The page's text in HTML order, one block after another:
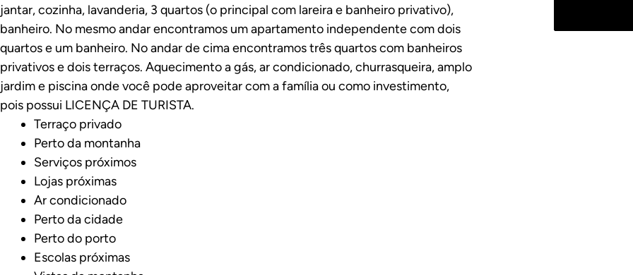
jantar, cozinha, lavanderia, 3 quartos (o principal com lareira e banheiro privativo),
banheiro. No mesmo andar encontramos um apartamento independente com dois
quartos e um banheiro. No andar de cima encontramos três quartos com banheiros
privativos e dois terraços. Aquecimento a gás, ar condicionado, churrasqueira, amplo
jardim e piscina onde você pode aproveitar com a família ou como investimento,
pois possui LICENÇA DE TURISTA.
Terraço privado
Perto da montanha
Serviços próximos
Lojas próximas
Ar condicionado
Perto da cidade
Perto do porto
Escolas próximas